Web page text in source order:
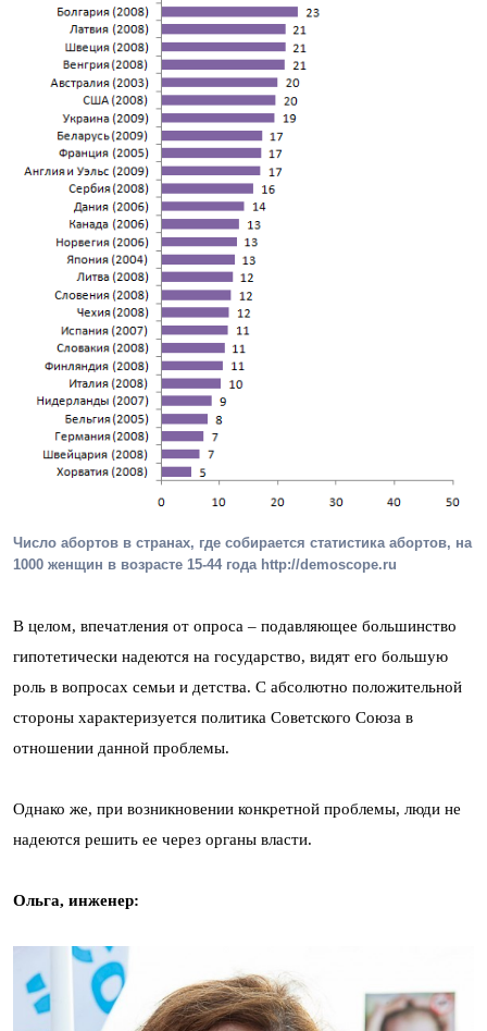
Число абортов в странах, где собирается статистика абортов, на
1000 женщин в возрасте 15-44 года http://demoscope.ru
В целом, впечатления от опроса – подавляющее большинство
гипотетически надеются на государство, видят его большую
роль в вопросах семьи и детства. С абсолютно положительной
стороны характеризуется политика Советского Союза в
отношении данной проблемы.
Однако же, при возникновении конкретной проблемы, люди не
надеются решить ее через органы власти.
Ольга, инженер: